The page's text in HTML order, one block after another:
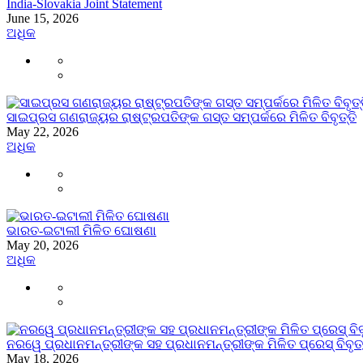
India-Slovakia Joint Statement
June 15, 2026
ଅଧିକ
ସାଇପ୍ରସ ଗଣରାଜ୍ୟର ରାଷ୍ଟ୍ରପତିଙ୍କ ଗସ୍ତ ସମ୍ପର୍କରେ ମିଳିତ ବିବୃତ୍ତି
May 22, 2026
ଅଧିକ
ଭାରତ-ଇଟାଲୀ ମିଳିତ ଘୋଷଣା
May 20, 2026
ଅଧିକ
ନରୱେ ପ୍ରଧାନମନ୍ତ୍ରୀଙ୍କ ସହ ପ୍ରଧାନମନ୍ତ୍ରୀଙ୍କ ମିଳିତ ପ୍ରେସ୍
May 18, 2026